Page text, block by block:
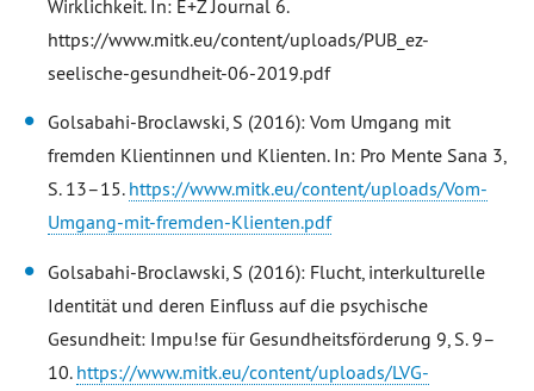
Wirklichkeit. In: E+Z Journal 6.
https://www.mitk.eu/content/uploads/PUB_ez-
seelische-gesundheit-06-2019.pdf
Golsabahi-Broclawski, S (2016): Vom Umgang mit
fremden Klientinnen und Klienten. In: Pro Mente Sana 3,
S. 13–15. https://www.mitk.eu/content/uploads/Vom-
Umgang-mit-fremden-Klienten.pdf
Golsabahi-Broclawski, S (2016): Flucht, interkulturelle
Identität und deren Einfluss auf die psychische
Gesundheit: Impu!se für Gesundheitsförderung 9, S. 9–
10. https://www.mitk.eu/content/uploads/LVG-